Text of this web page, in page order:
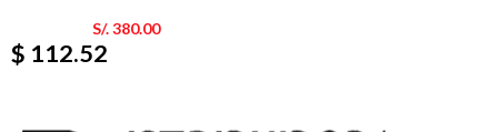
S/.380.00
$ 112.52